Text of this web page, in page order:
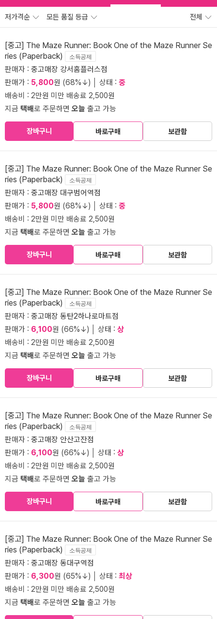
저가격순 모든 품질 등급 전체
[중고] The Maze Runner: Book One of the Maze Runner Se
ries (Paperback)
소득공제
판매자 : 중고매장 강서홈플러스점
판매가 : 5,800원 (68%↓) │ 상태 : 중
배송비 : 2만원 미만 배송료 2,500원
지금 택배로 주문하면오늘 출고 가능
장바구니 바로구매 보관함
[중고] The Maze Runner: Book One of the Maze Runner Se
ries (Paperback)
소득공제
판매자 : 중고매장 대구범어역점
판매가 : 5,800원 (68%↓) │ 상태 : 중
배송비 : 2만원 미만 배송료 2,500원
지금 택배로 주문하면오늘 출고 가능
장바구니 바로구매 보관함
[중고] The Maze Runner: Book One of the Maze Runner Se
ries (Paperback)
소득공제
판매자 : 중고매장 동탄2하나로마트점
판매가 : 6,100원 (66%↓) │ 상태 : 상
배송비 : 2만원 미만 배송료 2,500원
지금 택배로 주문하면오늘 출고 가능
장바구니 바로구매 보관함
[중고] The Maze Runner: Book One of the Maze Runner Se
ries (Paperback)
소득공제
판매자 : 중고매장 안산고잔점
판매가 : 6,100원 (66%↓) │ 상태 : 상
배송비 : 2만원 미만 배송료 2,500원
지금 택배로 주문하면오늘 출고 가능
장바구니 바로구매 보관함
[중고] The Maze Runner: Book One of the Maze Runner Se
ries (Paperback)
소득공제
판매자 : 중고매장 동대구역점
판매가 : 6,300원 (65%↓) │ 상태 : 최상
배송비 : 2만원 미만 배송료 2,500원
지금 택배로 주문하면오늘 출고 가능